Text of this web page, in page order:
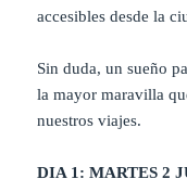
accesibles desde la
Sin duda, un sueño
la mayor maravilla
nuestros viajes.
DIA 1: MARTES 2